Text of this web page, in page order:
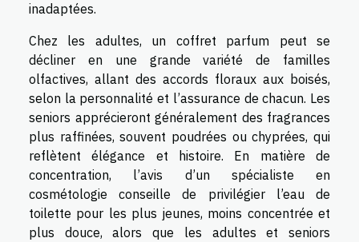
inadaptées.
Chez les adultes, un coffret parfum peut se
décliner en une grande variété de familles
olfactives, allant des accords floraux aux boisés,
selon la personnalité et l’assurance de chacun. Les
seniors apprécieront généralement des fragrances
plus raffinées, souvent poudrées ou chyprées, qui
reflètent élégance et histoire. En matière de
concentration, l’avis d’un spécialiste en
cosmétologie conseille de privilégier l’eau de
toilette pour les plus jeunes, moins concentrée et
plus douce, alors que les adultes et seniors